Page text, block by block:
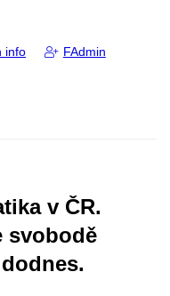
info FAdmin
v ČR.
svobodě